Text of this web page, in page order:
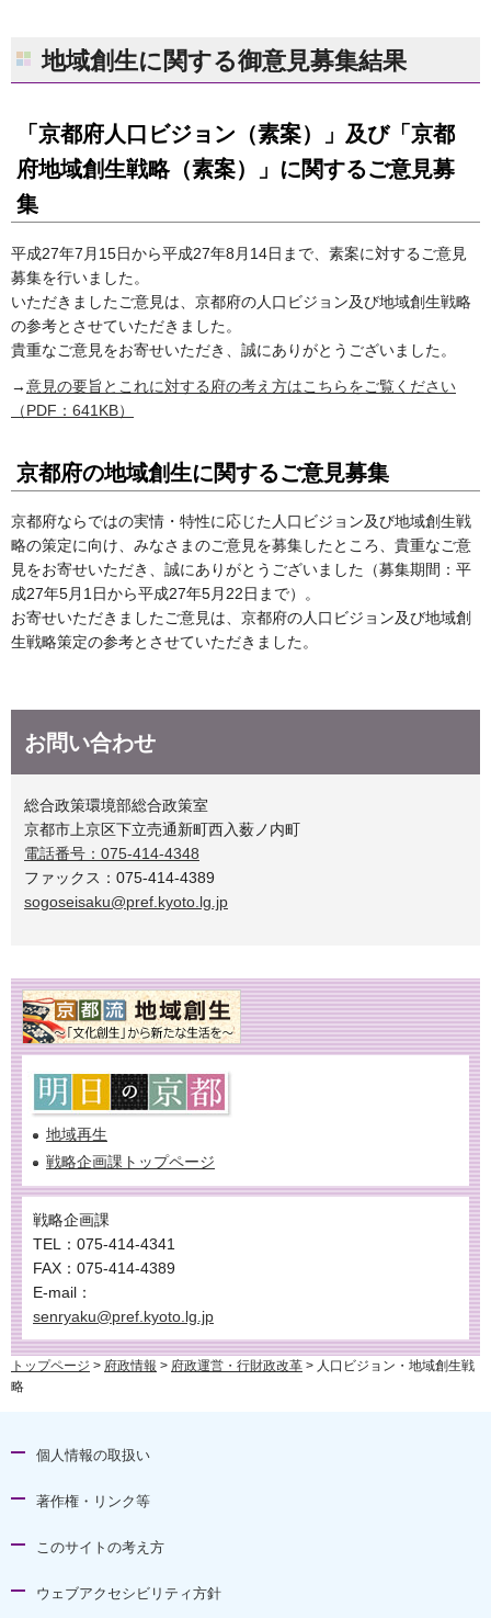
地域創生に関する御意見募集結果
「京都府人口ビジョン（素案）」及び「京都
府地域創生戦略（素案）」に関するご意見募
集
平成27年7月15日から平成27年8月14日まで、素案に対するご意見
募集を行いました。
いただきましたご意見は、京都府の人口ビジョン及び地域創生戦略
の参考とさせていただきました。
貴重なご意見をお寄せいただき、誠にありがとうございました。
→意見の要旨とこれに対する府の考え方はこちらをご覧ください
（PDF：641KB）
京都府の地域創生に関するご意見募集
京都府ならではの実情・特性に応じた人口ビジョン及び地域創生戦
略の策定に向け、みなさまのご意見を募集したところ、貴重なご意
見をお寄せいただき、誠にありがとうございました（募集期間：平
成27年5月1日から平成27年5月22日まで）。
お寄せいただきましたご意見は、京都府の人口ビジョン及び地域創
生戦略策定の参考とさせていただきました。
お問い合わせ
総合政策環境部総合政策室
京都市上京区下立売通新町西入薮ノ内町
電話番号：075-414-4348
ファックス：075-414-4389
sogoseisaku@pref.kyoto.lg.jp
地域再生
戦略企画課トップページ
戦略企画課
TEL：075-414-4341
FAX：075-414-4389
E-mail：
senryaku@pref.kyoto.lg.jp
トップページ > 府政情報 > 府政運営・行財政改革 > 人口ビジョン・地域創生戦
略
個人情報の取扱い
著作権・リンク等
このサイトの考え方
ウェブアクセシビリティ方針